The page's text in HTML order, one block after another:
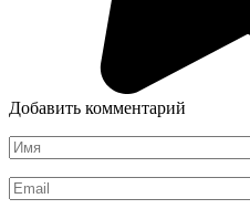
Добавить комментарий
Имя
*
Email
*